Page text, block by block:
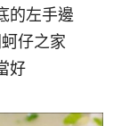
的左手邊
仔之家
好